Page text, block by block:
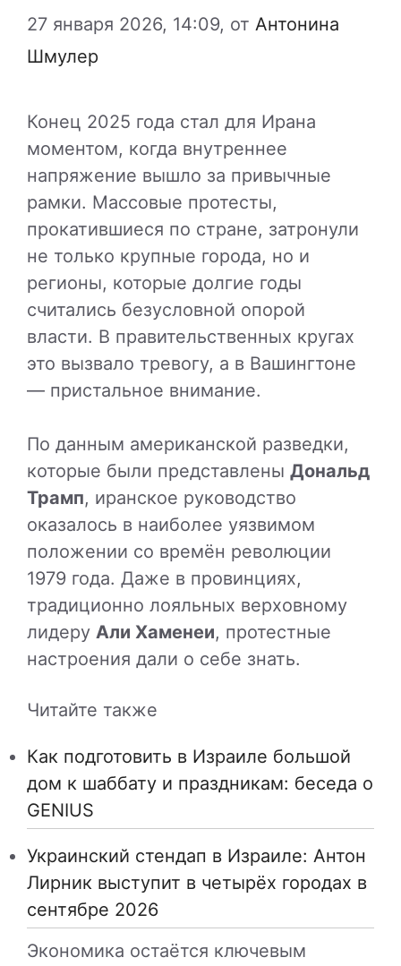
27 января 2026, 14:09, от Антонина
Шмулер
Конец 2025 года стал для Ирана
моментом, когда внутреннее
напряжение вышло за привычные
рамки. Массовые протесты,
прокатившиеся по стране, затронули
не только крупные города, но и
регионы, которые долгие годы
считались безусловной опорой
власти. В правительственных кругах
это вызвало тревогу, а в Вашингтоне
— пристальное внимание.
По данным американской разведки,
которые были представлены Дональд
Трамп, иранское руководство
оказалось в наиболее уязвимом
положении со времён революции
1979 года. Даже в провинциях,
традиционно лояльных верховному
лидеру Али Хаменеи, протестные
настроения дали о себе знать.
Читайте также
Как подготовить в Израиле большой
дом к шаббату и праздникам: беседа о
GENIUS
Украинский стендап в Израиле: Антон
Лирник выступит в четырёх городах в
сентябре 2026
Экономика остаётся ключевым